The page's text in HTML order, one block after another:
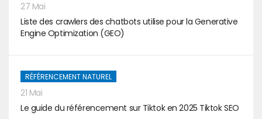
27 Mai
Liste des crawlers des chatbots utilise pour la Generative
Engine Optimization (GEO)
RÉFÉRENCEMENT NATUREL
21 Mai
Le guide du référencement sur Tiktok en 2025 Tiktok SEO